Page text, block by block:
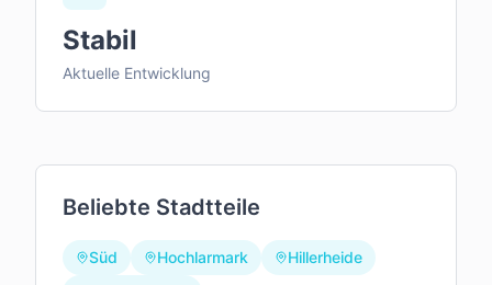
Stabil
Aktuelle Entwicklung
Beliebte Stadtteile
Süd Hochlarmark
Hillerheide